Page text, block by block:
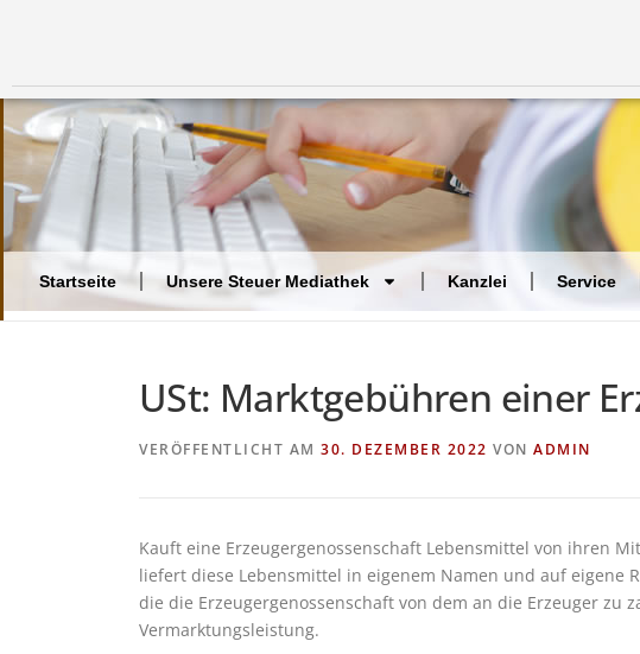
Startseite Unsere Steuer Mediathek Kanzlei Service
USt: Marktgebühren einer
VERÖFFENTLICHT AM 30. DEZEMBER 2022 VON ADMIN
Kauft eine Erzeugergenossenschaft Lebensmittel von ihren
liefert diese Lebensmittel in eigenem Namen und auf eigene
die die Erzeugergenossenschaft von dem an die Erzeuger zu
Vermarktungsleistung.